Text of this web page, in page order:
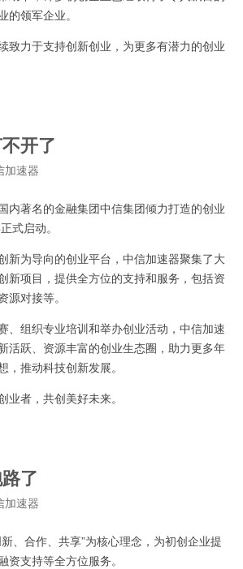
的领军企业。
力于支持创新创业，为更多有潜力的创业
开了
加速器
著名的金融集团中信集团倾力打造的创业
式启动。
为导向的创业平台，中信加速器聚集了大
新项目，提供全方位的支持和服务，包括资
对接等。
组织专业培训和举办创业活动，中信加速
活跃、资源丰富的创业生态圈，助力更多年
推动科技创新发展。
者，共创美好未来。
了
加速器
合作、共享”为核心理念，为初创企业提
支持等全方位服务。